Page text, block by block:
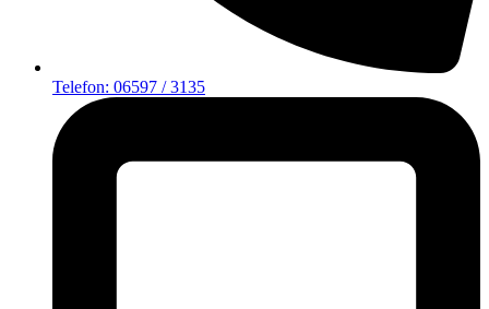
Telefon: 06597 / 3135